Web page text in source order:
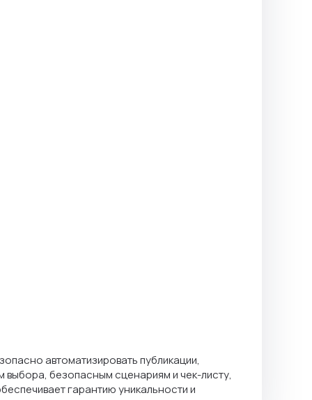
автоматизировать публикации,
выбора, безопасным сценариям и чек-листу,
гарантию уникальности и